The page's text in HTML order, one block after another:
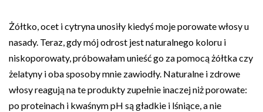
Żółtko, ocet i cytryna unosiły kiedyś moje porowate włosy u
nasady. Teraz, gdy mój odrost jest naturalnego koloru i
niskoporowaty, próbowałam unieść go za pomocą żółtka czy
żelatyny i oba sposoby mnie zawiodły. Naturalne i zdrowe
włosy reagują na te produkty zupełnie inaczej niż porowate:
po proteinach i kwaśnym pH są gładkie i lśniące, a nie